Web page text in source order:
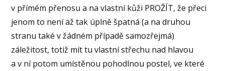
v přímém přenosu a na vlastní kůži PROŽÍT, že přeci
jenom to není až tak úplně špatná (a na druhou
stranu také v žádném případě samozřejmá)
záležitost, totiž mít tu vlastní střechu nad hlavou
a v ní potom umístěnou pohodlnou postel, ve které